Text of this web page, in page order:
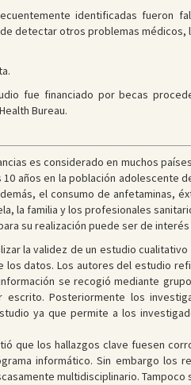
identificadas fueron
detectar otros problemas
fue financiado por becas
Bureau.
es considerado en muchos
años en la población adolescente
el consumo de anfetaminas,
la familia y los profesionales
su realización puede ser de
la validez de un estudio
los datos. Los autores del estudio
se recogió mediante
Posteriormente los
ya que permite a los
que los hallazgos clave fuesen
informático. Sin embargo los
multidisciplinario.